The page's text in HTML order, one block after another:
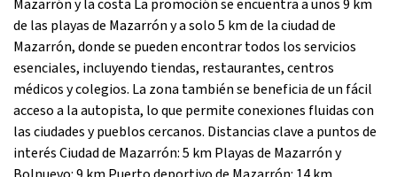
Mazarrón y la costa La promoción se encuentra a unos 9 km
de las playas de Mazarrón y a solo 5 km de la ciudad de
Mazarrón, donde se pueden encontrar todos los servicios
esenciales, incluyendo tiendas, restaurantes, centros
médicos y colegios. La zona también se beneficia de un fácil
acceso a la autopista, lo que permite conexiones fluidas con
las ciudades y pueblos cercanos. Distancias clave a puntos de
interés Ciudad de Mazarrón: 5 km Playas de Mazarrón y